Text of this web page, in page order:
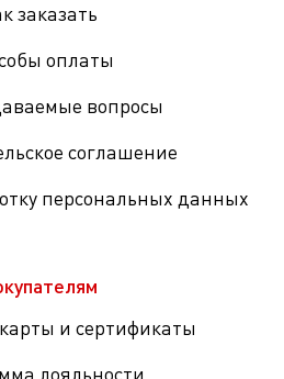
заказать
оплаты
вопросы
соглашение
персональных данных
и сертификаты
лояльности